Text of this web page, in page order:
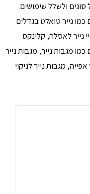
סוגים ולשלל שימושים.
כמו נייר טואלט בגדלים
נייר לאסלה, קלינקס
כמו מגבות נייר, מגבות נייר
מגבות נייר לניקוי